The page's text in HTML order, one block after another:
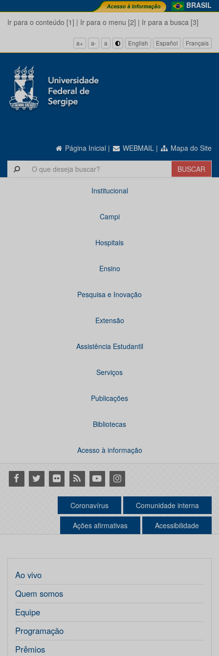
BRASIL
Ir para o conteúdo [1] | Ir para o menu [2] | Ir para a busca [3]
a+ a- a English Español Français
Página Inicial | WEBMAIL | Mapa do Site
Institucional
Campi
Hospitais
Ensino
Pesquisa e Inovação
Extensão
Assistência Estudantil
Serviços
Publicações
Bibliotecas
Acesso à informação
Facebook
Twitter Flickr RSS YoutubeInstagram
Coronavírus Comunidade interna
Ações afirmativas Acessibilidade
Ao vivo
Quem somos
Equipe
Programação
Prêmios